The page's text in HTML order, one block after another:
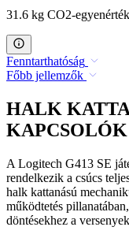
31.6 kg CO2-
Fenntarthatóság
Főbb jellemzők
HALK
KAPCSOLÓK
A Logitech G413 SE
rendelkezik a csúcs
halk kattanású
működtetés
döntésekhez a